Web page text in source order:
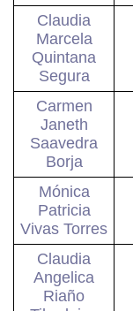
Claudia
Marcela
Quintana
Segura
Carmen
Janeth
Saavedra
Borja
Mónica
Patricia
Vivas Torres
Claudia
Angelica
Riaño